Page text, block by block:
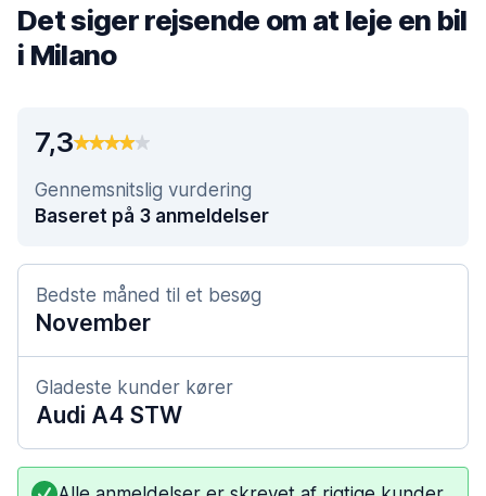
Det siger rejsende om at leje en bil
i Milano
7,3
Gennemsnitslig vurdering
Baseret på 3 anmeldelser
Bedste måned til et besøg
November
Gladeste kunder kører
Audi A4 STW